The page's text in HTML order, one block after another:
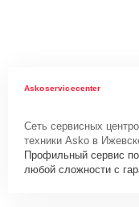
Askoservicecenter
Сеть сервисных
техники Asko в
Профильный сервис
любой сложности с